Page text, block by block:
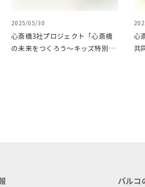
2025/05/30
心斎橋3社プロジェクト「心斎橋
の未来をつくろう～キッズ特別体
心
共
パルコ